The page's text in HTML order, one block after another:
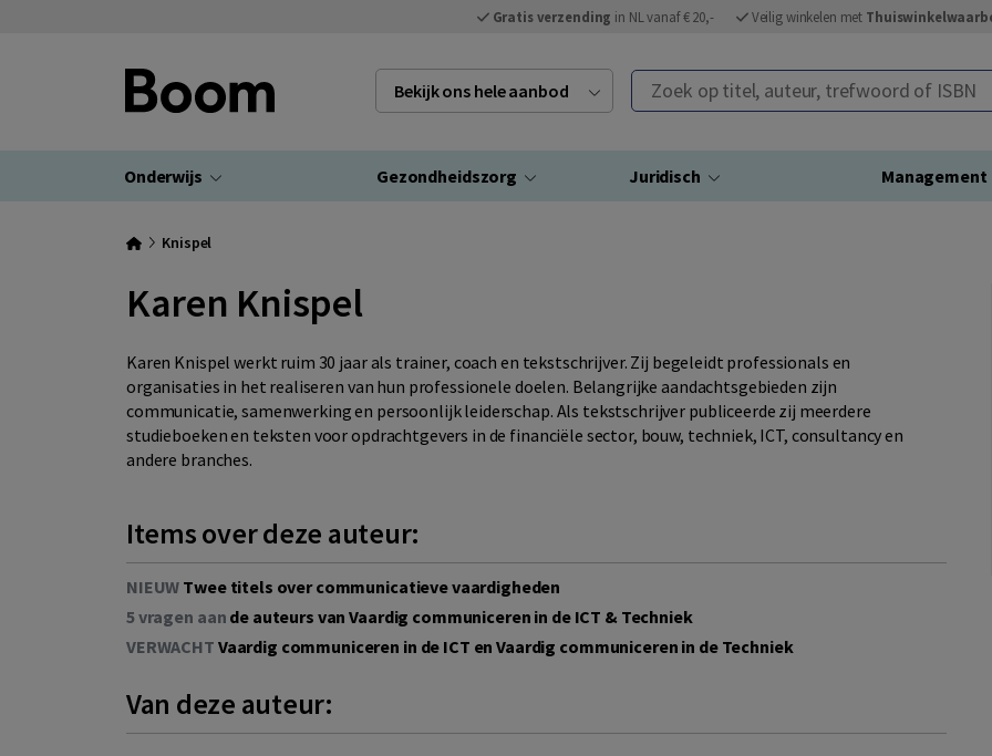
Gratis verzending in NL vanaf € 20,- Veilig winkelen met
Bekijk ons hele aanbod Zoek op titel, auteur, trefwoord of ISBN
Onderwijs Gezondheidszorg Juridisch Management
Knispel
Karen Knispel
Karen Knispel werkt ruim 30 jaar als trainer, coach en tekstschrijver. Zij begeleidt professionals en
organisaties in het realiseren van hun professionele doelen. Belangrijke aandachtsgebieden zijn
communicatie, samenwerking en persoonlijk leiderschap. Als tekstschrijver publiceerde zij meerdere
studieboeken en teksten voor opdrachtgevers in de financiële sector, bouw, techniek, ICT, consultancy en
andere branches.
Items over deze auteur:
NIEUW Twee titels over communicatieve vaardigheden
5 vragen aan de auteurs van Vaardig communiceren in de ICT & Techniek
VERWACHT Vaardig communiceren in de ICT en Vaardig communiceren in de Techniek
Van deze auteur: